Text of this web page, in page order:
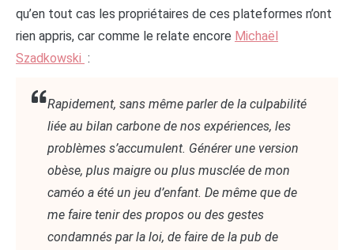
qu’en tout cas les propriétaires de ces plateformes n’ont
rien appris, car comme le relate encore Michaël
Szadkowski :
Rapidement, sans même parler de la culpabilité
liée au bilan carbone de nos expériences, les
problèmes s’accumulent. Générer une version
obèse, plus maigre ou plus musclée de mon
caméo a été un jeu d’enfant. De même que de
me faire tenir des propos ou des gestes
condamnés par la loi, de faire de la pub de